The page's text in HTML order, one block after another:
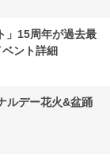
」15周年が過去最
ント詳細
ルデー花火&盆踊